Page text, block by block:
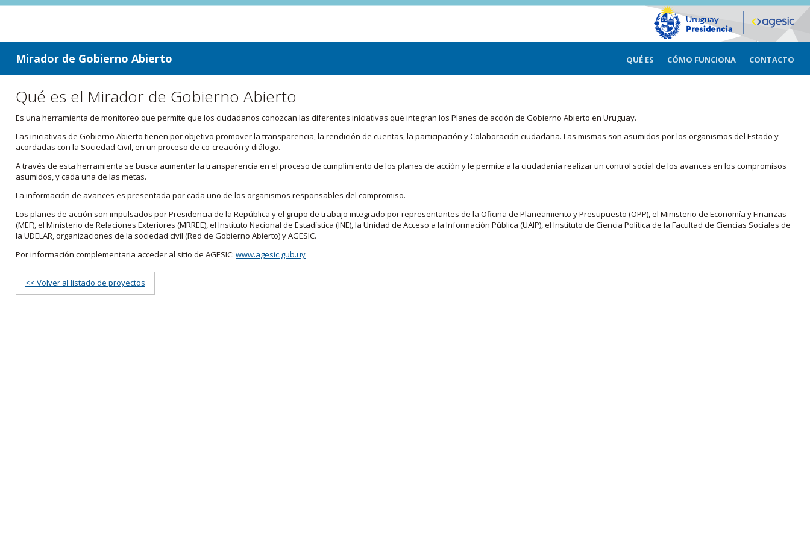
ir a contenido
ir al menú
Mirador de Gobierno Abierto QUÉ ES CÓMO FUNCIONA CONTACTO
Qué es el Mirador de Gobierno Abierto
Es una herramienta de monitoreo que permite que los ciudadanos conozcan las diferentes iniciativas que integran los Planes de acción de Gobierno Abierto en Uruguay.
Las iniciativas de Gobierno Abierto tienen por objetivo promover la transparencia, la rendición de cuentas, la participación y Colaboración ciudadana. Las mismas son asumidos por los organismos del Estado y
acordadas con la Sociedad Civil, en un proceso de co-creación y diálogo.
A través de esta herramienta se busca aumentar la transparencia en el proceso de cumplimiento de los planes de acción y le permite a la ciudadanía realizar un control social de los avances en los compromisos
asumidos, y cada una de las metas.
La información de avances es presentada por cada uno de los organismos responsables del compromiso.
Los planes de acción son impulsados por Presidencia de la República y el grupo de trabajo integrado por representantes de la Oficina de Planeamiento y Presupuesto (OPP), el Ministerio de Economía y Finanzas
(MEF), el Ministerio de Relaciones Exteriores (MRREE), el Instituto Nacional de Estadística (INE), la Unidad de Acceso a la Información Pública (UAIP), el Instituto de Ciencia Política de la Facultad de Ciencias Sociales de
la UDELAR, organizaciones de la sociedad civil (Red de Gobierno Abierto) y AGESIC.
Por información complementaria acceder al sitio de AGESIC: www.agesic.gub.uy
<< Volver al listado de proyectos